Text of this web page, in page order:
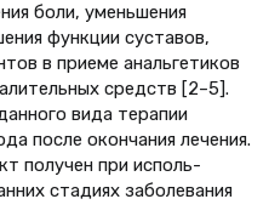
боли, уменьше­ния
функции суставов,
в приеме анальгети­ков
средств [2–5].
вида терапии
после окончания лечения.
получен при исполь­
стадиях заболевания